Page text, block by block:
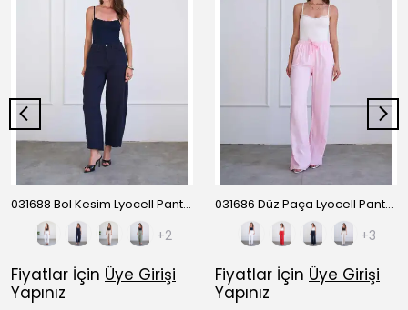
031688 Bol Kesim Lyocell Pantolon YP5596
+2
Fiyatlar İçin Üye Girişi
Yapınız
031686 Düz Paça Lyocell Pantolon YP5424
+3
Fiyatlar İçin Üye Girişi
Yapınız